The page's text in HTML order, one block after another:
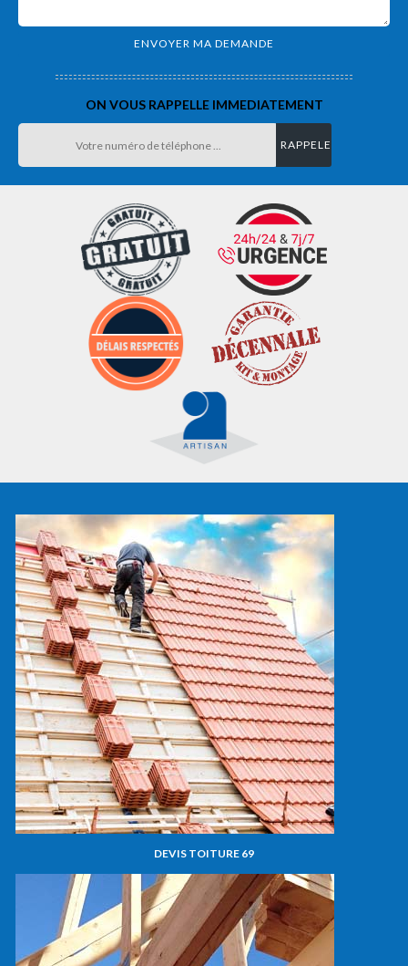
ON VOUS RAPPELLE IMMEDIATEMENT
DEVIS TOITURE 69